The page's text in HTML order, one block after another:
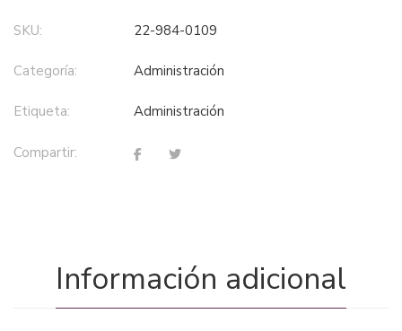
SKU: 22-984-0109
Categoría: administración
Etiqueta: administración
Compartir:
Información adicional